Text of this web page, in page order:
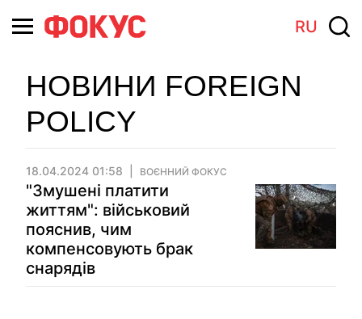
RU
НОВИНИ FOREIGN
POLICY
18.04.2024 01:58 ВОЄННИЙ ФОКУС
"Змушені платити
життям": військовий
пояснив, чим
компенсовують брак
снарядів